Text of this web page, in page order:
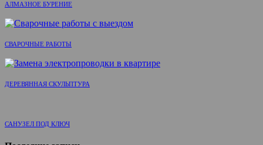
АЛМАЗНОЕ БУРЕНИЕ
СВАРОЧНЫЕ РАБОТЫ
ДЕРЕВЯННАЯ СКУЛЬПТУРА
САНУЗЕЛ ПОД КЛЮЧ